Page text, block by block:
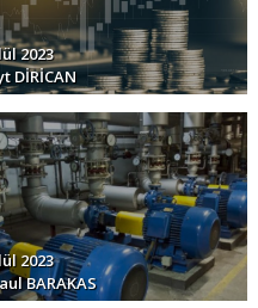
2023
DİRİCAN
2023
BARAKAS